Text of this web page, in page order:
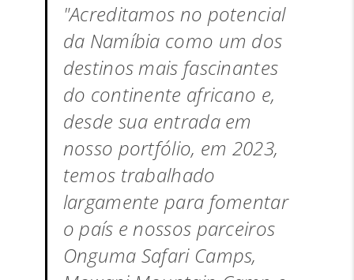
"Acreditamos no potencial
da Namíbia como um dos
destinos mais fascinantes
do continente africano e,
desde sua entrada em
nosso portfólio, em 2023,
temos trabalhado
largamente para fomentar
o país e nossos parceiros
Onguma Safari Camps,